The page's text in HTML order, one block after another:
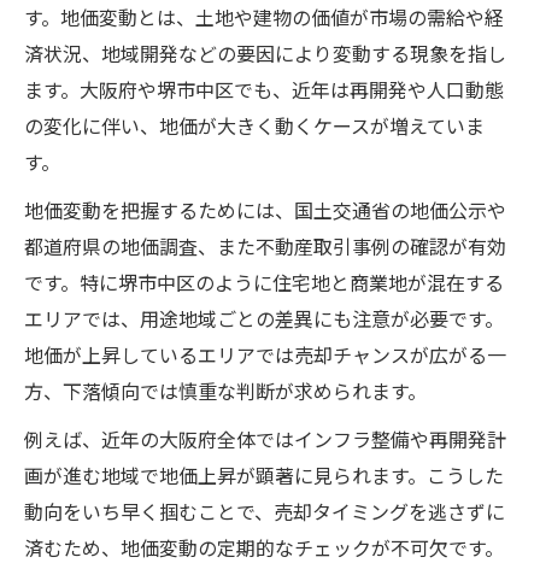
す。地価変動とは、土地や建物の価値が市場の需給や経
済状況、地域開発などの要因により変動する現象を指し
ます。大阪府や堺市中区でも、近年は再開発や人口動態
の変化に伴い、地価が大きく動くケースが増えていま
す。
地価変動を把握するためには、国土交通省の地価公示や
都道府県の地価調査、また不動産取引事例の確認が有効
です。特に堺市中区のように住宅地と商業地が混在する
エリアでは、用途地域ごとの差異にも注意が必要です。
地価が上昇しているエリアでは売却チャンスが広がる一
方、下落傾向では慎重な判断が求められます。
例えば、近年の大阪府全体ではインフラ整備や再開発計
画が進む地域で地価上昇が顕著に見られます。こうした
動向をいち早く掴むことで、売却タイミングを逃さずに
済むため、地価変動の定期的なチェックが不可欠です。